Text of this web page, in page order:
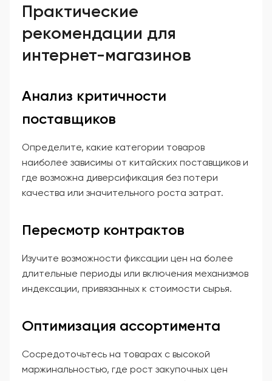
Практические
рекомендации для
интернет-магазинов
Анализ критичности
поставщиков
Определите, какие категории товаров
наиболее зависимы от китайских поставщиков и
где возможна диверсификация без потери
качества или значительного роста затрат.
Пересмотр контрактов
Изучите возможности фиксации цен на более
длительные периоды или включения механизмов
индексации, привязанных к стоимости сырья.
Оптимизация ассортимента
Сосредоточьтесь на товарах с высокой
маржинальностью, где рост закупочных цен